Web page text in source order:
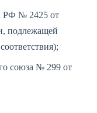
РФ № 2425 от
подлежащей
союза № 299 от